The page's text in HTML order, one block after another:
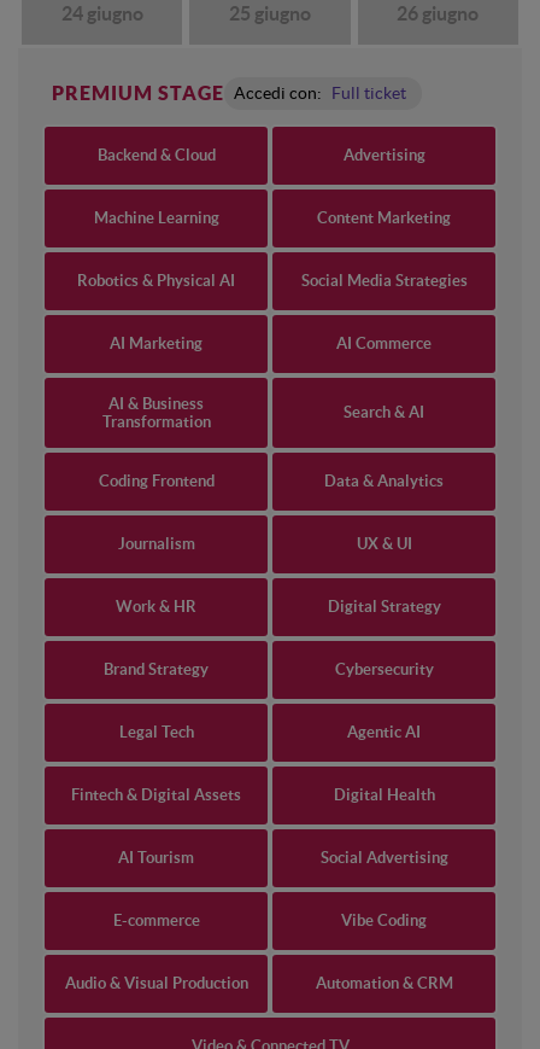
24 giugno 25 giugno 26 giugno
PREMIUM STAGE Accedi con: Full ticket
Backend & Cloud Advertising
Machine Learning Content Marketing
Robotics & Physical AI Social Media Strategies
AI Marketing AI Commerce
AI & Business
Transformation
Search & AI
Coding Frontend Data & Analytics
Journalism UX & UI
Work & HR Digital Strategy
Brand Strategy Cybersecurity
Legal Tech Agentic AI
Fintech & Digital Assets Digital Health
AI Tourism Social Advertising
E-commerce Vibe Coding
Audio & Visual Production Automation & CRM